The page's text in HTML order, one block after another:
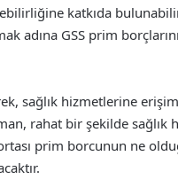
katkıda
adına GSS prim
sağlık hizmetlerine
rahat bir şekilde
prim borcunun ne